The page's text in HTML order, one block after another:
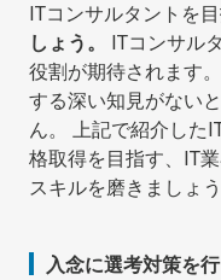
ITコンサルタントを目
しょう。
ITコンサル
役割が期待されます
する深い知見がない
ん。 上記で紹介した
格取得を目指す、IT
スキルを磨きましょう
入念に選考対策を行